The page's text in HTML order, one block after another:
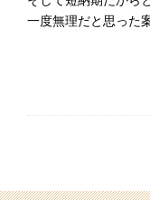
一度無理だと思った